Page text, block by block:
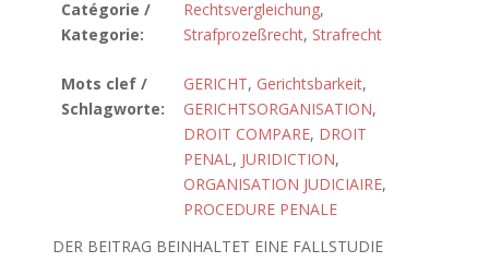
Catégorie /
Kategorie:
Rechtsvergleichung,
Strafprozeßrecht, Strafrecht
Mots clef /
Schlagworte:
GERICHT, Gerichtsbarkeit,
GERICHTSORGANISATION,
DROIT COMPARE, DROIT
PENAL, JURIDICTION,
ORGANISATION JUDICIAIRE,
PROCEDURE PENALE
DER BEITRAG BEINHALTET EINE FALLSTUDIE